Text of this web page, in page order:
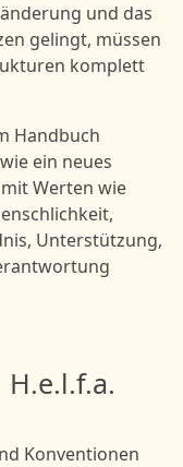
und das
gelingt, müssen
komplett
Handbuch
ein neues
Werten wie
Unterstützung,
Konventionen